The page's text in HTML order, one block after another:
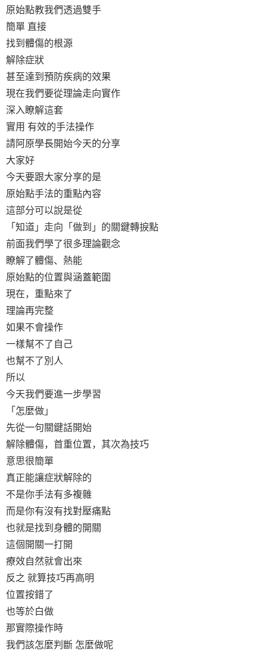
原始點教我們透過雙手
簡單 直接
找到體傷的根源
解除症狀
甚至達到預防疾病的效果
現在我們要從理論走向實作
深入瞭解這套
實用 有效的手法操作
請阿原學長開始今天的分享
大家好
今天要跟大家分享的是
原始點手法的重點內容
這部分可以說是從
「知道」走向「做到」的關鍵轉捩點
前面我們學了很多理論觀念
瞭解了體傷、熱能
原始點的位置與涵蓋範圍
現在，重點來了
理論再完整
如果不會操作
一樣幫不了自己
也幫不了別人
所以
今天我們要進一步學習
「怎麼做」
先從一句關鍵話開始
解除體傷，首重位置，其次為技巧
意思很簡單
真正能讓症狀解除的
不是你手法有多複雜
而是你有沒有找對壓痛點
也就是找到身體的開關
這個開關一打開
療效自然就會出來
反之就算技巧再高明
位置按錯了
也等於白做
那實際操作時
我們該怎麼判斷 怎麼做呢